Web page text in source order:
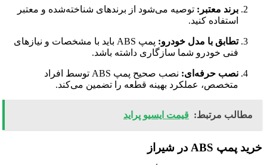
برند معتبر: توصیه می‌شود از برندهای شناخته‌شده و معتبر
استفاده کنید.
تطابق با مدل خودرو:
پمپ ABS باید با مشخصات و نیازهای
فنی خودرو شما سازگاری داشته باشد.
نصب حرفه‌ای:
نصب صحیح پمپ ABS توسط افراد
متخصص، عملکرد بهینه قطعه را تضمین می‌کند.
مطالب مرتبط: قیمت ایسیو پراید
خرید پمپ ABS در شیراز